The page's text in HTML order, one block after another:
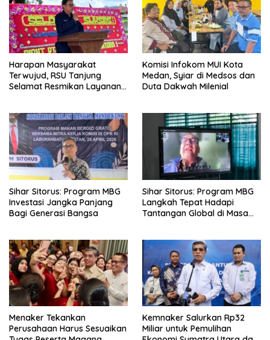
Harapan Masyarakat
Terwujud, RSU Tanjung
Selamat Resmikan Layanan
Komisi Infokom MUI Kota
Medan, Syiar di Medsos dan
Duta Dakwah Milenial
Sihar Sitorus: Program MBG
Investasi Jangka Panjang
Bagi Generasi Bangsa
Sihar Sitorus: Program MBG
Langkah Tepat Hadapi
Tantangan Global di Masa
Menaker Tekankan
Perusahaan Harus Sesuaikan
Kemnaker Salurkan Rp32
Miliar untuk Pemulihan